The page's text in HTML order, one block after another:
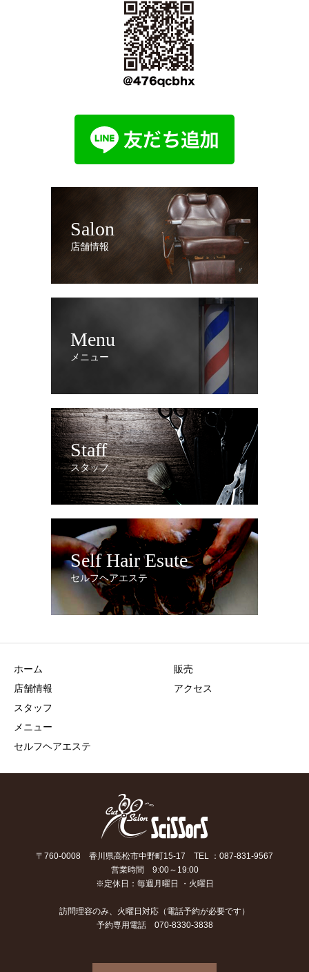
Salon
店舗情報
Menu
メニュー
Staff
スタッフ
Self Hair Esute
セルフヘアエステ
ホーム
店舗情報
スタッフ
メニュー
セルフヘアエステ
販売
アクセス
〒760-0008 香川県高松市中野町15-17 TEL ：087-831-9567
営業時間 9:00～19:00
※定休日：毎週月曜日 ・火曜日
訪問理容のみ、火曜日対応（電話予約が必要です）
予約専用電話 070-8330-3838